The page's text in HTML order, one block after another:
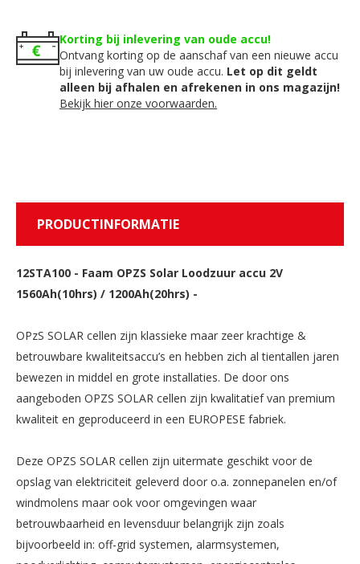
Korting bij inlevering van oude accu!
Ontvang korting op de aanschaf van een nieuwe accu
bij inlevering van uw oude accu. Let op dit geldt
alleen bij afhalen en afrekenen in ons magazijn!
Bekijk hier onze voorwaarden.
PRODUCTINFORMATIE
12STA100 - Faam OPZS Solar Loodzuur accu 2V
1560Ah(10hrs) / 1200Ah(20hrs) -
OPzS SOLAR cellen zijn klassieke maar zeer krachtige &
betrouwbare kwaliteitsaccu’s en hebben zich al tientallen jaren
bewezen in middel en grote installaties. De door ons
aangeboden OPZS SOLAR cellen zijn kwalitatief van premium
kwaliteit en geproduceerd in een EUROPESE fabriek.
Deze OPZS SOLAR cellen zijn uitermate geschikt voor de
opslag van elektriciteit geleverd door o.a. zonnepanelen en/of
windmolens maar ook voor omgevingen waar
betrouwbaarheid en levensduur belangrijk zijn zoals
bijvoorbeeld in: off-grid systemen, alarmsystemen,